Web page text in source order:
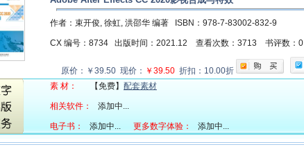
作者：束开俊, 徐虹, 洪邵华 编著 ISBN：978-7-83002-832-9
CX 编号：8734 出版时间：2021.12 查看次数：3713 书评数：0
原价：￥39.50 现价： ￥39.50 折扣：10.00折
素 材：
【免费】 配套素材
相关软件： 添加中...
电子书： 添加中... 更多数字体验： 添加中...